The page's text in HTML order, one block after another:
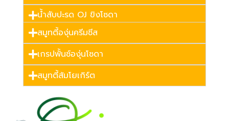
น้ำสับปะรด OJ ขิงโซดา
สมูทตี้องุ่นครีมชีส
เกรปพั้นช์องุ่นโซดา
สมูทตี้ส้มโยเกิร์ต